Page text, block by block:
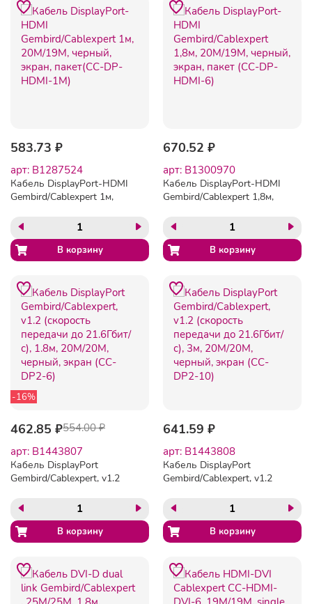
583.73 ₽
арт: B1287524
Кабель DisplayPort-HDMI
Gembird/Cablexpert 1м,
пакет(CC-DP-HDMI-1M)
670.52 ₽
арт: B1300970
Кабель DisplayPort-HDMI
Gembird/Cablexpert 1,8м,
пакет (CC-DP-HDMI-6)
-16%
462.85 ₽554.00 ₽
арт: B1443807
Кабель DisplayPort
Gembird/Cablexpert, v1.2
21.6Гбит/с), 1.8м, 20M/20M,
черный, экран (CC-DP2-6)
641.59 ₽
арт: B1443808
Кабель DisplayPort
Gembird/Cablexpert, v1.2
21.6Гбит/с), 3м, 20M/20M,
черный, экран (CC-DP2-
10)